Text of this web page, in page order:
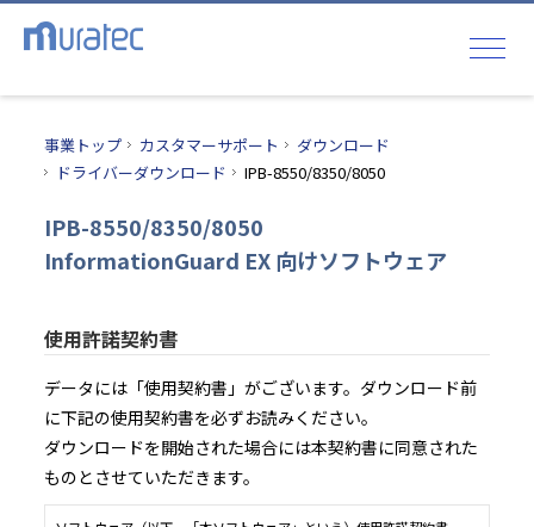
事業トップ カスタマーサポート
ダウンロード
ドライバーダウンロード
IPB-8550/8350/8050
IPB-8550/8350/8050
InformationGuard EX 向けソフトウェア
使用許諾契約書
データには「使用契約書」がございます。ダウンロード前
に下記の使用契約書を必ずお読みください。
ダウンロードを開始された場合には本契約書に同意された
ものとさせていただきます。